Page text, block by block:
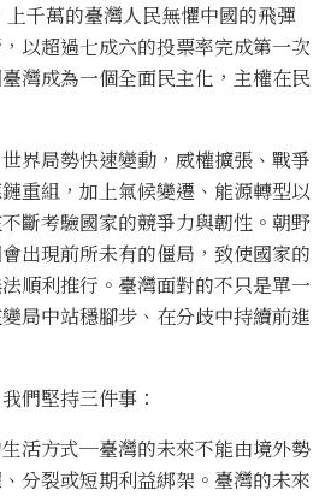
千萬的臺灣人民無懼中國的飛彈
以超過七成六的投票率完成第一次
灣成為一個全面民主化，主權在民
界局勢快速變動，威權擴張、戰爭
重組，加上氣候變遷、能源轉型以
斷考驗國家的競爭力與韌性。朝野
出現前所未有的僵局，致使國家的
順利推行。臺灣面對的不只是單一
局中站穩腳步、在分歧中持續前進
們堅持三件事：
活方式─臺灣的未來不能由境外勢
分裂或短期利益綁架。臺灣的未來